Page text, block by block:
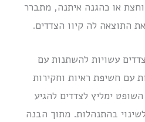
או כהגנה איתנה, מתברר
התוצאה לה קיוו הצדדים.
עשויות להשתנות עם
עם חשיפת ראיות וחקירות
ימליץ לצדדים להגיע
בהתנהלות. מתוך הבנה